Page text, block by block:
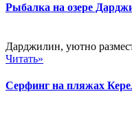
Рыбалка на озере
Дарджилин, уютно
Читать»
Серфинг на пляжах